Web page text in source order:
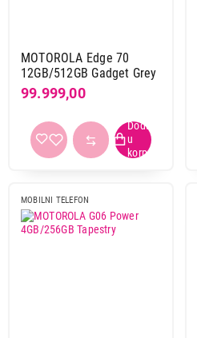
MOTOROLA Edge 70
12GB/512GB Gadget Grey
99.999,00
MOBILNI TELEFON